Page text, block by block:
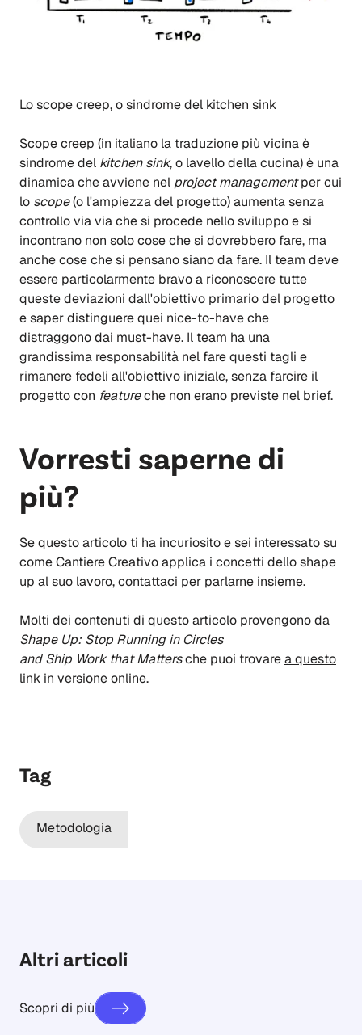
Lo scope creep, o sindrome del kitchen sink
Scope creep (in italiano la traduzione più vicina è
sindrome del kitchen sink, o lavello della cucina) è una
dinamica che avviene nel project managementper cui
lo scope(o l'ampiezza del progetto) aumenta senza
controllo via via che si procede nello sviluppo e si
incontrano non solo cose che si dovrebbero fare, ma
anche cose che si pensano siano da fare. Il team deve
essere particolarmente bravo a riconoscere tutte
queste deviazioni dall'obiettivo primario del progetto
e saper distinguere quei nice-to-have che
distraggono dai must-have. Il team ha una
grandissima responsabilità nel fare questi tagli e
rimanere fedeli all'obiettivo iniziale, senza farcire il
progetto con featureche non erano previste nel brief.
Vorresti saperne di
più?
Se questo articolo ti ha incuriosito e sei interessato su
come Cantiere Creativo applica i concetti dello shape
up al suo lavoro, contattaci per parlarne insieme.
Molti dei contenuti di questo articolo provengono da
Shape Up: Stop Running in Circles
and Ship Work that Mattersche puoi trovarea questo
link in versione online.
Tag
Metodologia
Altri articoli
Scopri di più